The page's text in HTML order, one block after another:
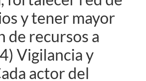
y tener mayor
de recursos a
Vigilancia y
actor del